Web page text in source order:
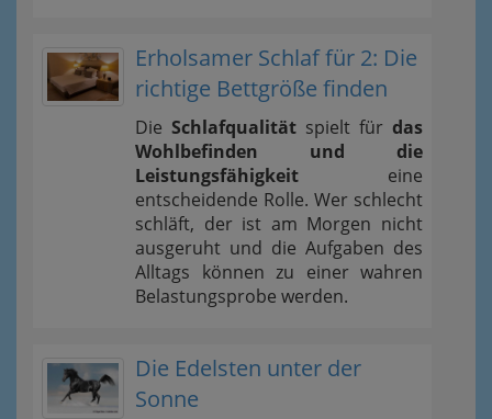
Erholsamer Schlaf für 2: Die
richtige Bettgröße finden
Die Schlafqualität spielt für das
Wohlbefinden und die
Leistungsfähigkeit eine
entscheidende Rolle. Wer schlecht
schläft, der ist am Morgen nicht
ausgeruht und die Aufgaben des
Alltags können zu einer wahren
Belastungsprobe werden.
Die Edelsten unter der
Sonne